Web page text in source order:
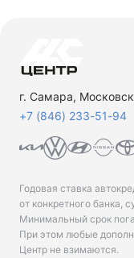
г. Самара,
+7 (846) 233-51-94
Годовая ставка
от конкретного банка,
Минимальный срок
При этом любые
Центр не взимаются.